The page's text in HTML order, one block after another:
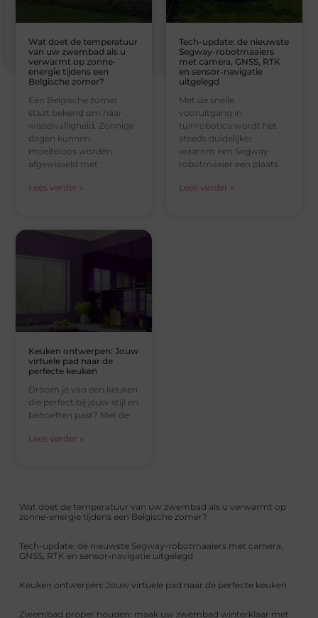
Wat doet de temperatuur
van uw zwembad als u
verwarmt op zonne-
energie tijdens een
Belgische zomer?
Een Belgische zomer
staat bekend om haar
wisselvalligheid. Zonnige
dagen kunnen
moeiteloos worden
afgewisseld met
Lees verder »
Tech-update: de nieuwste
Segway-robotmaaiers
met camera, GNSS, RTK
en sensor-navigatie
uitgelegd
Met de snelle
vooruitgang in
tuinrobotica wordt het
steeds duidelijker
waarom een Segway-
robotmaaier een plaats
Lees verder »
Keuken ontwerpen: Jouw
virtuele pad naar de
perfecte keuken
Droom je van een keuken
die perfect bij jouw stijl en
behoeften past? Met de
Lees verder »
Wat doet de temperatuur van uw zwembad als u verwarmt op
zonne-energie tijdens een Belgische zomer?
Tech-update: de nieuwste Segway-robotmaaiers met camera,
GNSS, RTK en sensor-navigatie uitgelegd
Keuken ontwerpen: Jouw virtuele pad naar de perfecte keuken
Zwembad proper houden: maak uw zwembad winterklaar met